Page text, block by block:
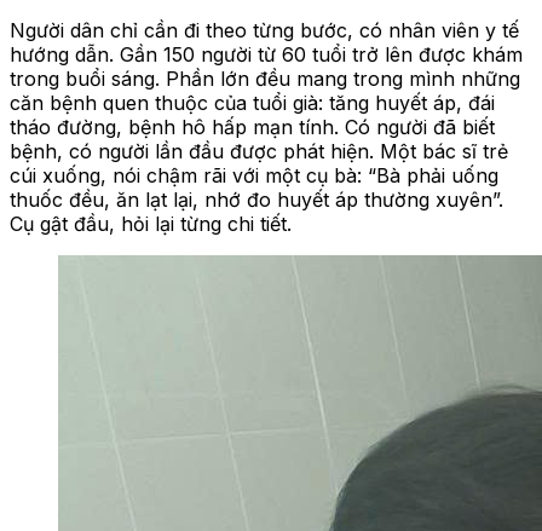
Người dân chỉ cần đi theo từng bước, có nhân viên y tế
hướng dẫn. Gần 150 người từ 60 tuổi trở lên được khám
trong buổi sáng. Phần lớn đều mang trong mình những
căn bệnh quen thuộc của tuổi già: tăng huyết áp, đái
tháo đường, bệnh hô hấp mạn tính. Có người đã biết
bệnh, có người lần đầu được phát hiện. Một bác sĩ trẻ
cúi xuống, nói chậm rãi với một cụ bà: “Bà phải uống
thuốc đều, ăn lạt lại, nhớ đo huyết áp thường xuyên”.
Cụ gật đầu, hỏi lại từng chi tiết.